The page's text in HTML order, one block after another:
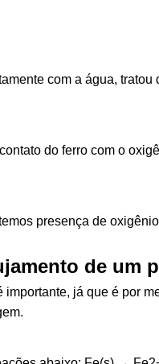
com a água,
do ferro com o
presença de
de um
já que é por